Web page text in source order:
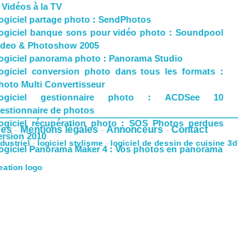
Vidéos à la TV
partage photo : SendPhotos
banque sons pour vidéo photo : Soundpool
& Photoshow 2005
panorama photo : Panorama Studio
conversion photo dans tous les formats :
Multi Convertisseur
gestionnaire photo : ACDSee 10
de photos
récupération photo : SOS Photos perdues
2010
Panorama Maker 4 : Vos photos en panorama
-Mentions légales-Annonceurs-Contact
- logiciel stylisme - logiciel de dessin de cuisine 3d
logo